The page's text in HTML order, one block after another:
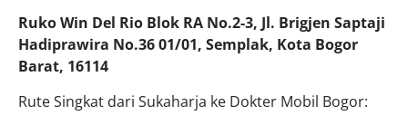
Ruko Win Del Rio Blok RA No.2-3, Jl. Brigjen Saptaji
Hadiprawira No.36 01/01, Semplak, Kota Bogor
Barat, 16114
Rute Singkat dari Sukaharja ke Dokter Mobil Bogor: